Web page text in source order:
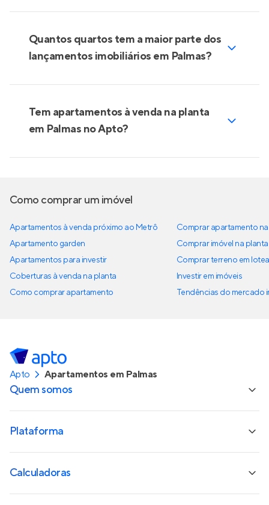
Quantos quartos tem a maior parte dos
lançamentos imobiliários em Palmas?
Tem apartamentos à venda na planta
em Palmas no Apto?
Como comprar um imóvel
Apartamentos à venda próximo ao Metrô
Apartamento garden
Apartamentos para investir
Coberturas à venda na planta
Como comprar apartamento
Comprar apartamento
Comprar imóvel na planta
Comprar terreno em
Investir em imóveis
Tendências do mercado
Apto Apartamentos em Palmas
Quem somos
Plataforma
Calculadoras